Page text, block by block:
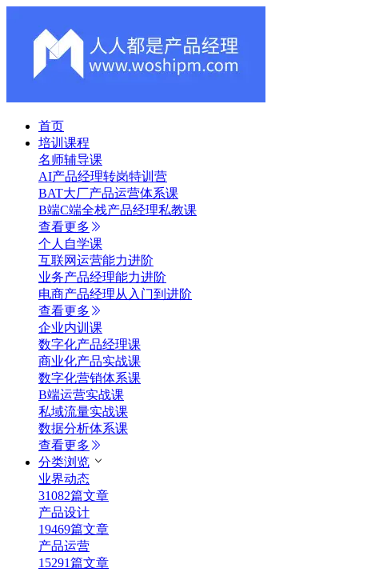
首页
培训课程
名师辅导课
AI产品经理转岗特训营
BAT大厂产品运营体系课
B端C端全栈产品经理私教课
查看更多
个人自学课
互联网运营能力进阶
业务产品经理能力进阶
电商产品经理从入门到进阶
查看更多
企业内训课
数字化产品经理课
商业化产品实战课
数字化营销体系课
B端运营实战课
私域流量实战课
数据分析体系课
查看更多
分类浏览
业界动态
31082篇文章
产品设计
19469篇文章
产品运营
15291篇文章